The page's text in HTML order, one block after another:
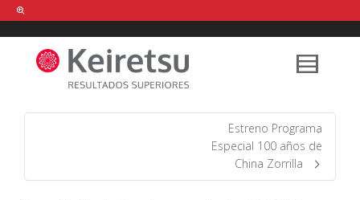
Help me Dante! I'm looking for new
shirts in a size medium
that cost
between £ . Show me all the
items, from the brandour legacy.
Estreno Programa
Especial 100 años de
China Zorrilla